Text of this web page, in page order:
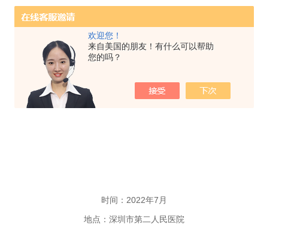
欢迎您！
来自美国的朋友！有什么可以帮助
您的吗？
时间：2022年7月
地点：深圳市第二人民医院